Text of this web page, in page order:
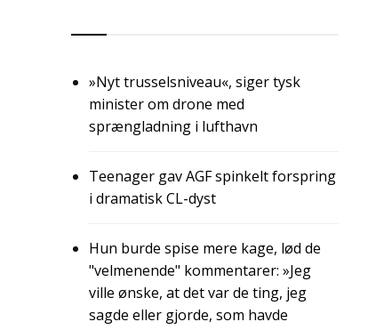
»Nyt trusselsniveau«, siger tysk
minister om drone med
sprængladning i lufthavn
Teenager gav AGF spinkelt forspring
i dramatisk CL-dyst
Hun burde spise mere kage, lød de
"velmenende" kommentarer: »Jeg
ville ønske, at det var de ting, jeg
sagde eller gjorde, som havde